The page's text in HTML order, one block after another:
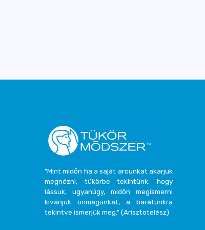
"Mint midőn ha a saját arcunkat akarjuk
megnézni, tükörbe tekintünk, hogy
lássuk, ugyanúgy, midőn megismerni
kívánjuk önmagunkat, a barátunkra
tekintve ismerjük meg." (Arisztotelész)